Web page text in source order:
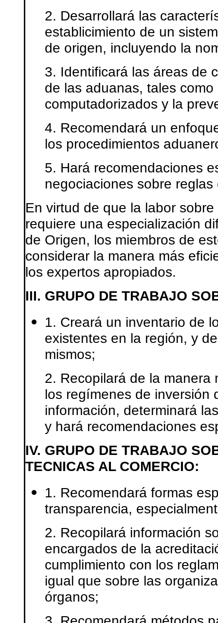
2. Desarrollará las
establicimiento de un
de origen, incluyendo la
3. Identificará las áreas de
de las aduanas, tales
computadorizados y la
4. Recomendará un
los procedimientos
5. Hará recomendaciones
negociaciones sobre reglas
En virtud de que la labor
requiere una especialización
de Origen, los miembros de
considerar la manera más
los expertos apropiados.
III. GRUPO DE TRABAJO
1. Creará un inventario de
existentes en la región, y
mismos;
2. Recopilará de la manera
los regímenes de inversión
información, determinará
y hará recomendaciones
IV. GRUPO DE TRABAJO
TECNICAS AL COMERCIO:
1. Recomendará formas
transparencia,
2. Recopilará información
encargados de la
cumplimiento con los
igual que sobre las
órganos;